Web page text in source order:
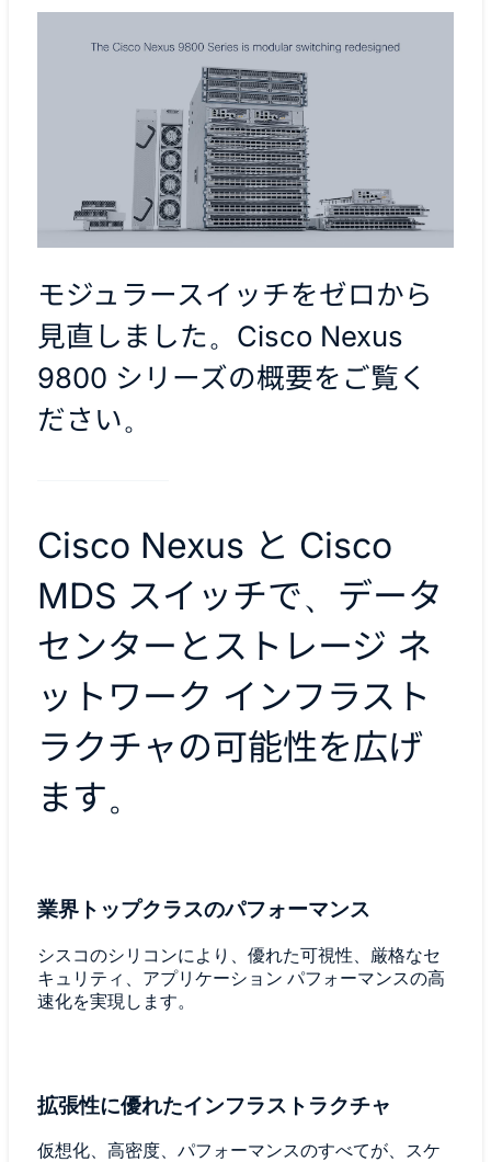
モジュラースイッチをゼロから
見直しました。Cisco Nexus
9800 シリーズの概要をご覧く
ださい。
Cisco Nexus と Cisco
MDS スイッチで、データ
センターとストレージ ネ
ットワーク インフラスト
ラクチャの可能性を広げ
ます。
業界トップクラスのパフォーマンス
シスコのシリコンにより、優れた可視性、厳格なセ
キュリティ、アプリケーション パフォーマンスの高
速化を実現します。
拡張性に優れたインフラストラクチャ
仮想化、高密度、パフォーマンスのすべてが、スケ